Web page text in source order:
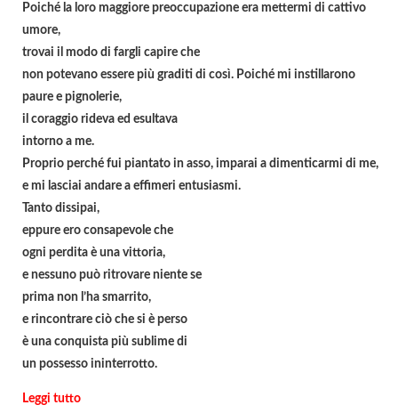
Poiché la loro maggiore preoccupazione era mettermi di cattivo
umore,
trovai il modo di fargli capire che
non potevano essere più graditi di così. Poiché mi instillarono
paure e pignolerie,
il coraggio rideva ed esultava
intorno a me.
Proprio perché fui piantato in asso, imparai a dimenticarmi di me,
e mi lasciai andare a effimeri entusiasmi.
Tanto dissipai,
eppure ero consapevole che
ogni perdita è una vittoria,
e nessuno può ritrovare niente se
prima non l’ha smarrito,
e rincontrare ciò che si è perso
è una conquista più sublime di
un possesso ininterrotto.
Leggi tutto